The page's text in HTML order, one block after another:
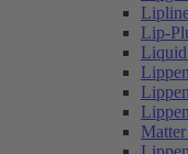
Lip-